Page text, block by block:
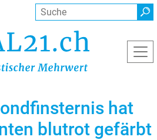
Suche
hat
blutrot gefärbt